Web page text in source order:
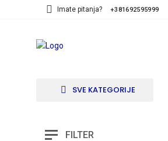
Imate pitanja? +381692595999
SVE KATEGORIJE
FILTER